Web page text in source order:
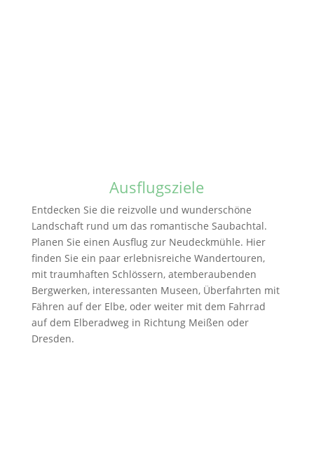
Ausflugsziele
Entdecken Sie die reizvolle und wunderschöne
Landschaft rund um das romantische Saubachtal.
Planen Sie einen Ausflug zur Neudeckmühle. Hier
finden Sie ein paar erlebnisreiche Wandertouren,
mit traumhaften Schlössern, atemberaubenden
Bergwerken, interessanten Museen, Überfahrten mit
Fähren auf der Elbe, oder weiter mit dem Fahrrad
auf dem Elberadweg in Richtung Meißen oder
Dresden.